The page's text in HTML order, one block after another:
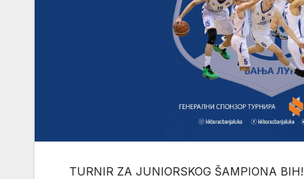
TURNIR ZA JUNIORSKOG ŠAMPIONA BIH!